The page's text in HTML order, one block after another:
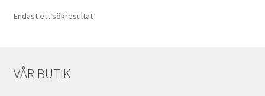
Endast ett sökresultat
VÅR BUTIK